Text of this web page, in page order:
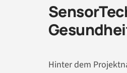
Hinter dem